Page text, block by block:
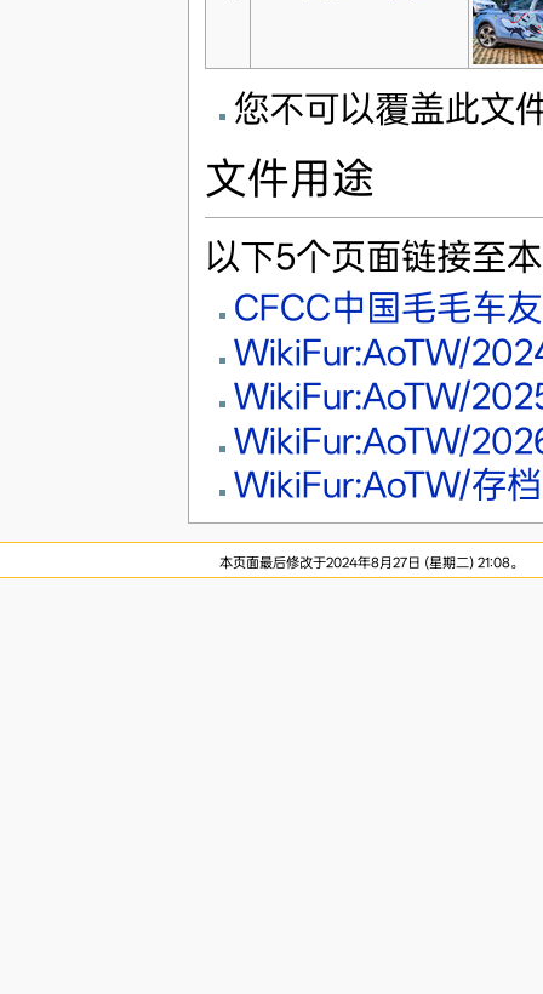
您不可以覆盖此文
文件用途
以下5个页面链接至
CFCC中国毛毛车
WikiFur:AoTW/
WikiFur:AoTW/
WikiFur:AoTW/
WikiFur:AoTW/存档
本页面最后修改于2024年8月27日 (星期二) 21:08。